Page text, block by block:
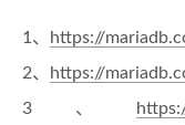
1、
https://
2、
https://
3、